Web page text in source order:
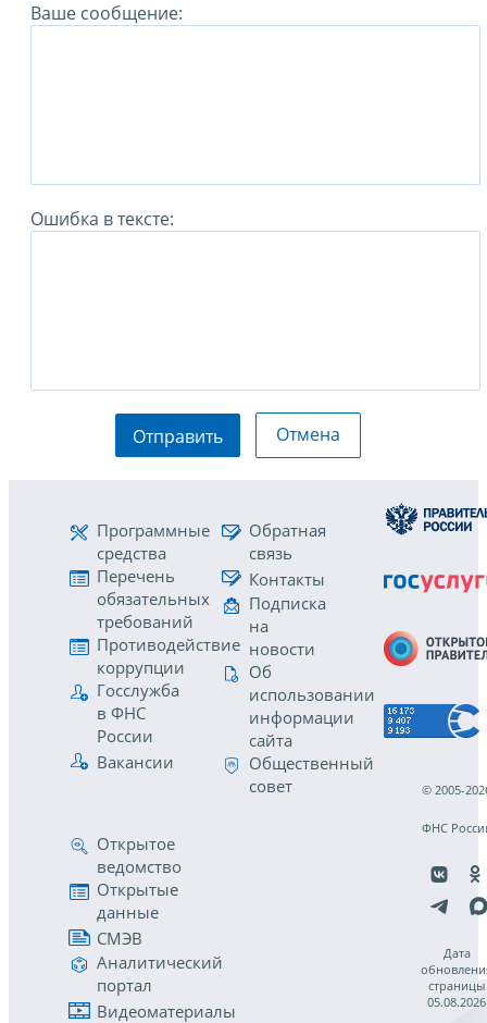
Ваше сообщение:
Ошибка в тексте:
Отправить Отмена
Программные
средства
Перечень
обязательных
требований
Противодействие
коррупции
Госслужба
в ФНС
России
Вакансии
Обратная
связь
Контакты
Подписка
на
новости
Об
использовании
информации
сайта
Общественный
совет
Открытое
ведомство
Открытые
данные
СМЭВ
Аналитический
портал
Видеоматериалы
© 2005-
ФНС
Дата
страницы
05.08.2026